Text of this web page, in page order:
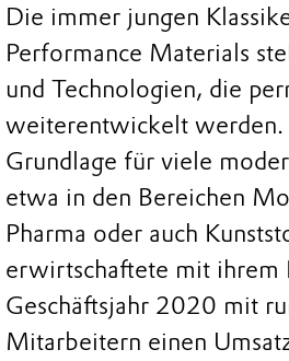
Die immer jungen
Performance Materials
und Technologien, die
weiterentwickelt werden.
Grundlage für viele
etwa in den Bereichen
Pharma oder auch
erwirtschaftete mit ihrem
Geschäftsjahr 2020 mit
Mitarbeitern einen